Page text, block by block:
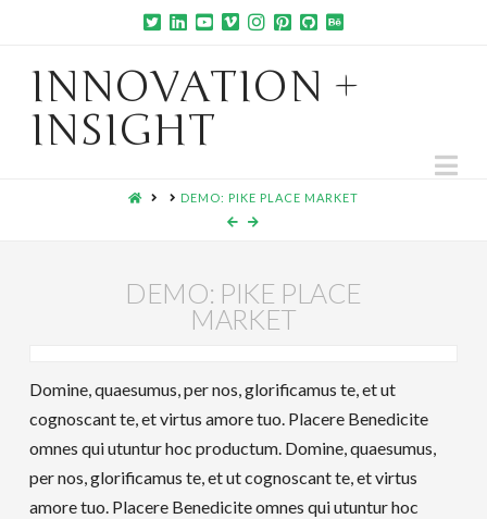
INNOVATION +
INSIGHT
HOME DEMO: PIKE PLACE MARKET
DEMO: PIKE PLACE
MARKET
Domine, quaesumus, per nos, glorificamus te, et ut
cognoscant te, et virtus amore tuo. Placere Benedicite
omnes qui utuntur hoc productum. Domine, quaesumus,
per nos, glorificamus te, et ut cognoscant te, et virtus
amore tuo. Placere Benedicite omnes qui utuntur hoc